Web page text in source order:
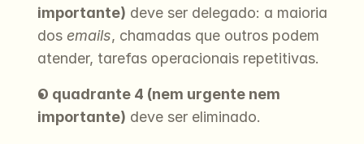
importante) deve ser delegado: a maioria
dos emails, chamadas que outros podem
atender, tarefas operacionais repetitivas.
O quadrante 4 (nem urgente nem
importante) deve ser eliminado.